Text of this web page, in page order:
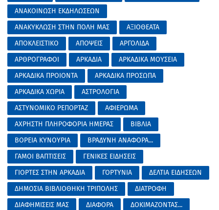
ΑΝΑΚΟΙΝΩΣΗ ΕΚΔΗΛΩΣΕΩΝ
ΑΝΑΚΥΚΛΩΣΗ ΣΤΗΝ ΠΟΛΗ ΜΑΣ
ΑΞΙΟΘΕΑΤΑ
ΑΠΟΚΛΕΙΣΤΙΚΟ
ΑΠΟΨΕΙΣ
ΑΡΓΟΛΙΔΑ
ΑΡΘΡΟΓΡΑΦΟΙ
ΑΡΚΑΔΙΑ
ΑΡΚΑΔΙΚΑ ΜΟΥΣΕΙΑ
ΑΡΚΑΔΙΚΑ ΠΡΟΙΟΝΤΑ
ΑΡΚΑΔΙΚΑ ΠΡΟΣΩΠΑ
ΑΡΚΑΔΙΚΑ ΧΩΡΙΑ
ΑΣΤΡΟΛΟΓΙΑ
ΑΣΤΥΝΟΜΙΚΟ ΡΕΠΟΡΤΑΖ
ΑΦΙΕΡΩΜΑ
ΑΧΡΗΣΤΗ ΠΛΗΡΟΦΟΡΙΑ ΗΜΕΡΑΣ
ΒΙΒΛΙΑ
ΒΟΡΕΙΑ ΚΥΝΟΥΡΙΑ
ΒΡΑΔΥΝΗ ΑΝΑΦΟΡΑ...
ΓΑΜΟΙ ΒΑΠΤΙΣΕΙΣ
ΓΕΝΙΚΕΣ ΕΙΔΗΣΕΙΣ
ΓΙΟΡΤΕΣ ΣΤΗΝ ΑΡΚΑΔΙΑ
ΓΟΡΤΥΝΙΑ
ΔΕΛΤΙΑ ΕΙΔΗΣΕΩΝ
ΔΗΜΟΣΙΑ ΒΙΒΛΙΟΘΗΚΗ ΤΡΙΠΟΛΗΣ
ΔΙΑΤΡΟΦΗ
ΔΙΑΦΗΜΙΣΕΙΣ ΜΑΣ
ΔΙΑΦΟΡΑ
ΔΟΚΙΜΑΖΟΝΤΑΣ...